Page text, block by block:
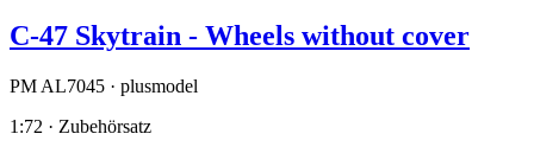
C-47 Skytrain - Wheels without cover
PM AL7045 · plusmodel
1:72 · Zubehörsatz